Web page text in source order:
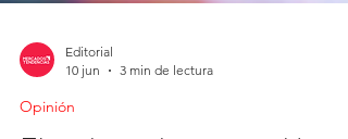
Editorial
10 jun
3 min de lectura